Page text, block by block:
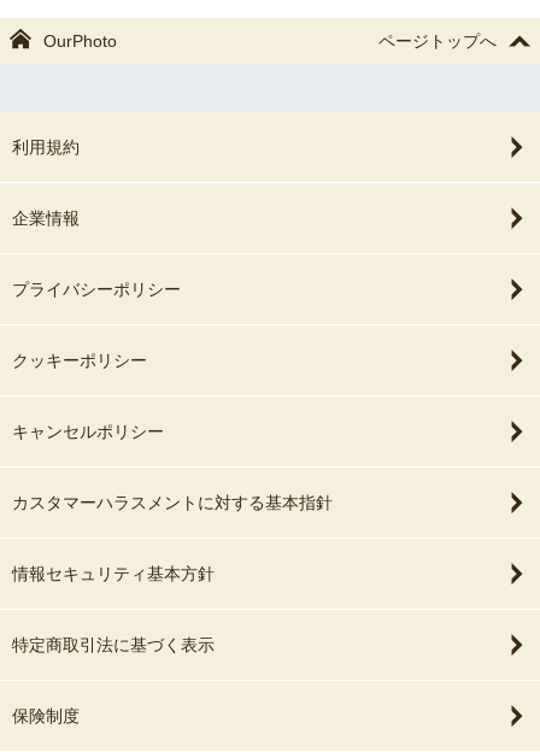
OurPhoto ページトップへ
利用規約
企業情報
プライバシーポリシー
クッキーポリシー
キャンセルポリシー
カスタマーハラスメントに対する基本指針
情報セキュリティ基本方針
特定商取引法に基づく表示
保険制度